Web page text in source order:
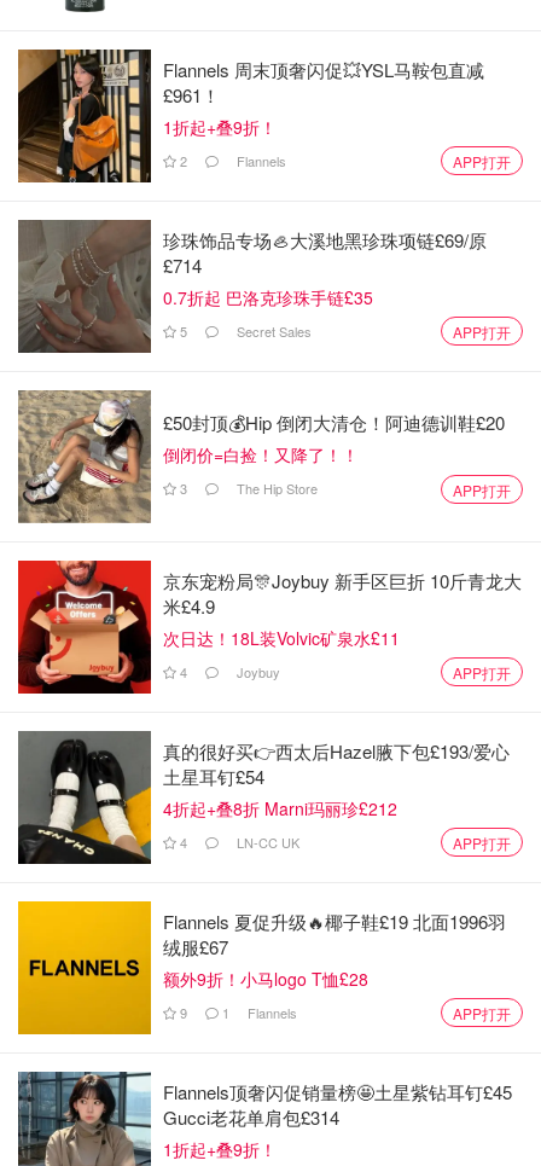
值得一提的是，市集的所有收益都会用于保护皇家艺术收
藏，并帮助更多人了解这些珍贵的艺术品。也就是说，你在
这里买礼物，不仅能够获得独家好物，还能为艺术保护尽一
🗓️ 趣味互动
市集还有一款全尺寸圣诞日历，每天都有限量版或收藏品惊
喜等你开启。
不只是买买买
皇家收藏信托表示，这次圣诞市集收益将用于保护皇家艺术
收藏，同时帮助更多人了解和接触这些珍贵艺术品。也就是
说，你在市集消费，不仅买到了独家礼物，还间接支持了艺
术收藏的保护和传播。
Flannels 周末顶奢闪促💥YSL马鞍包直减
£961！
1折起+叠9折！
2 Flannels APP打开
珍珠饰品专场🦪大溪地黑珍珠项链£69/原
£714
0.7折起 巴洛克珍珠手链£35
5 Secret Sales APP打开
£50封顶💰Hip 倒闭大清仓！阿迪德训鞋£20
倒闭价=白捡！又降了！！
3 The Hip Store APP打开
京东宠粉局🎊Joybuy 新手区巨折 10斤青龙大
米£4.9
次日达！18L装Volvic矿泉水£11
4 Joybuy APP打开
真的很好买👉西太后Hazel腋下包£193/爱心
土星耳钉£54
4折起+叠8折 Marni玛丽珍£212
4 LN-CC UK APP打开
Flannels 夏促升级🔥椰子鞋£19 北面1996羽
绒服£67
额外9折！小马logo T恤£28
9 1 Flannels APP打开
Flannels顶奢闪促销量榜🤩土星紫钻耳钉£45
Gucci老花单肩包£314
1折起+叠9折！